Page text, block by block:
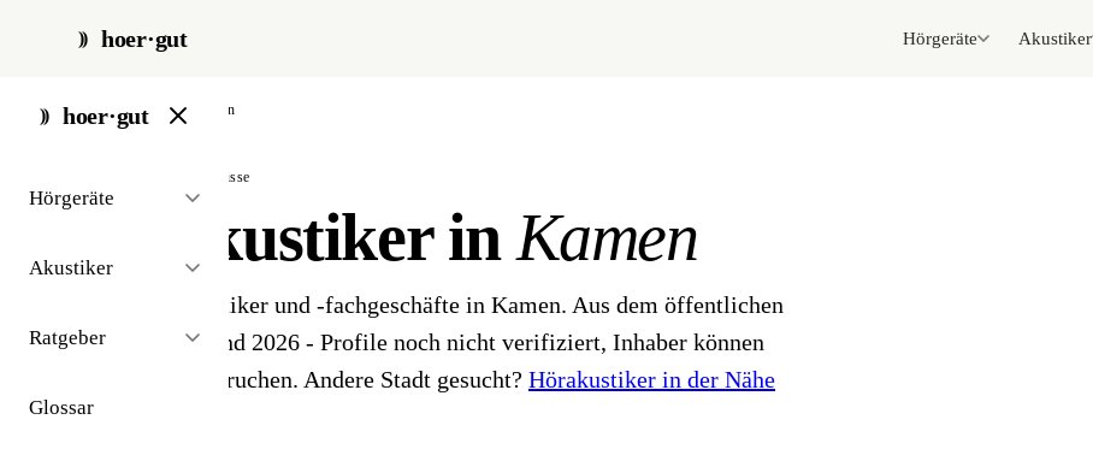
hoer·gut Hörgeräte Akustiker
hoer·gut
Hörgeräte
Akustiker
Ratgeber
Glossar
start / akustiker / kamen
// stadt · kamen · 3 ergebnisse
Hörakustiker inKamen
3 Hörgeräteakustiker und -fachgeschäfte in Kamen. Aus dem öffentlichen
Akustiker-Bestand 2026 - Profile noch nicht verifiziert, Inhaber können
ihr Profil beanspruchen. Andere Stadt gesucht? Hörakustiker in der Nähe
finden